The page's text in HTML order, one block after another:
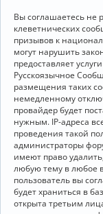
Вы соглашаетесь не
клеветнических
призывов к
могут нарушить
предоставляет
Русскоязычное
размещения таких
немедленному
провайдер будет
нужным. IP-адреса
проведения такой
администраторы
имеют право
любую тему в любое
пользователь вы
будет храниться в
открыта третьим